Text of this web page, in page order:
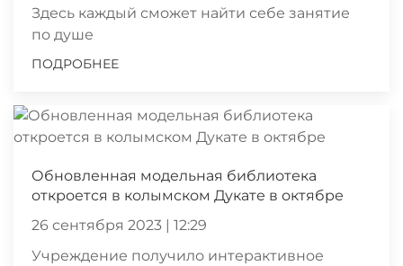
Здесь каждый сможет найти себе занятие
по душе
ПОДРОБНЕЕ
Обновленная модельная библиотека
откроется в колымском Дукате в октябре
26 сентября 2023 | 12:29
Учреждение получило интерактивное